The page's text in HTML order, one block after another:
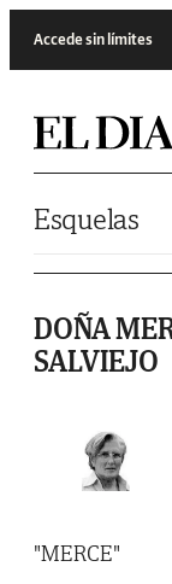
Accede sin límites
Esquelas
DOÑA
SALVIEJO
"MERCE"